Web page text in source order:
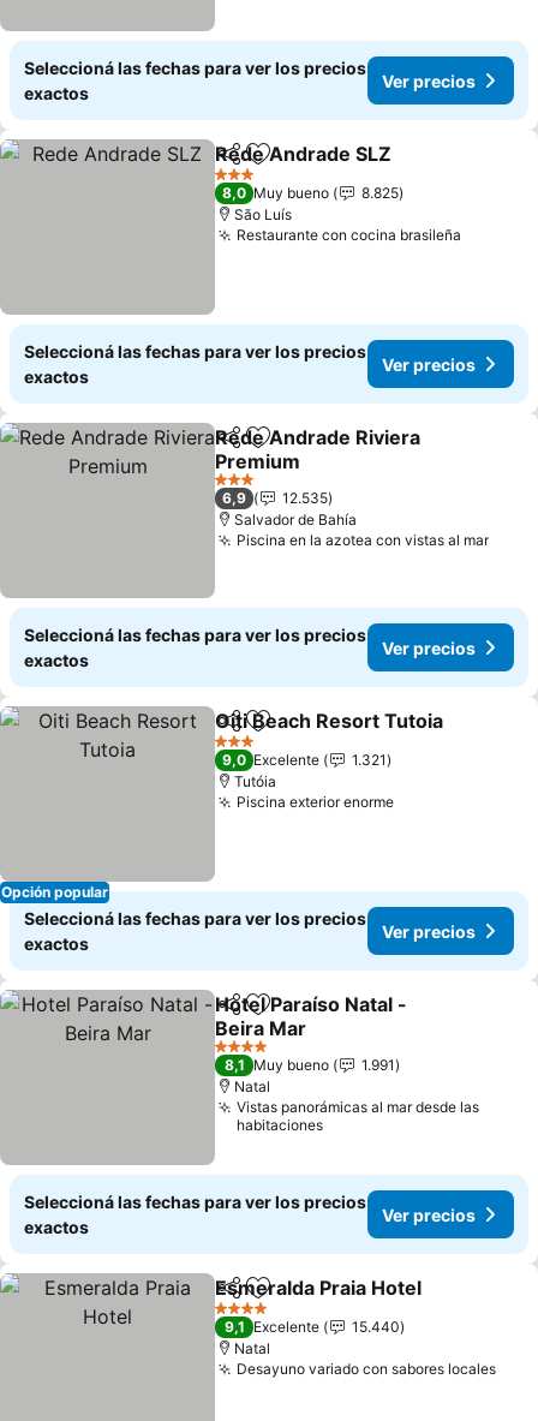
Seleccioná las fechas para ver los precios
exactos
Ver precios
CompartirAñadir a favoritos
Rede Andrade SLZ
3 Estrellas
8,0 Muy bueno
8.825
São Luís
Restaurante con cocina brasileña
Seleccioná las fechas para ver los precios
exactos
Ver precios
CompartirAñadir a favoritos
Rede Andrade Riviera
Premium
3 Estrellas
6,9
12.535
Salvador de Bahía
Piscina en la azotea con vistas al mar
Seleccioná las fechas para ver los precios
exactos
Ver precios
Opción popular
CompartirAñadir a favoritos
Oiti Beach Resort Tutoia
3 Estrellas
9,0 Excelente
1.321
Tutóia
Piscina exterior enorme
Seleccioná las fechas para ver los precios
exactos
Ver precios
CompartirAñadir a favoritos
Hotel Paraíso Natal -
Beira Mar
4 Estrellas
8,1 Muy bueno
1.991
Natal
Vistas panorámicas al mar desde las
habitaciones
Seleccioná las fechas para ver los precios
exactos
Ver precios
CompartirAñadir a favoritos
Esmeralda Praia Hotel
4 Estrellas
9,1 Excelente
15.440
Natal
Desayuno variado con sabores locales